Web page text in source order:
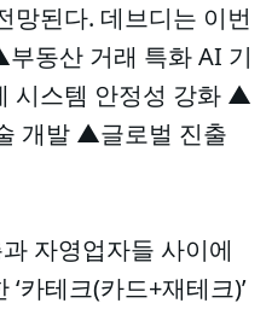
망된다. 데브디는 이번
동산 거래 특화 AI 기
시스템 안정성 강화 ▲
개발 ▲글로벌 진출
자영업자들 사이에
카테크(카드+재테크)’